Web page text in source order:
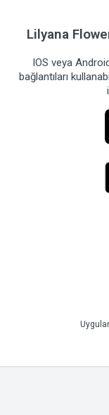
Lilyana
IOS veya
bağlantıları